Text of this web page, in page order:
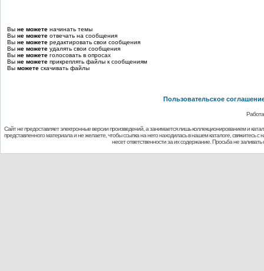
Вы не можете начинать темы
Вы не можете отвечать на сообщения
Вы не можете редактировать свои сообщения
Вы не можете удалять свои сообщения
Вы не можете голосовать в опросах
Вы не можете прикреплять файлы к сообщениям
Вы можете скачивать файлы
Пользовательское
Сайт не предоставляет электронные версии произведений, а занимается лишь коллекционированием и
представленного материала и не желаете, чтобы ссылка на него находилась в нашем каталоге,
несет ответственности за их содержание. Просьба не